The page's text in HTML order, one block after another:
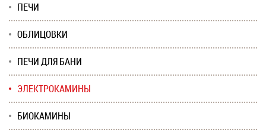
ПЕЧИ
ОБЛИЦОВКИ
ПЕЧИ ДЛЯ БАНИ
ЭЛЕКТРОКАМИНЫ
БИОКАМИНЫ